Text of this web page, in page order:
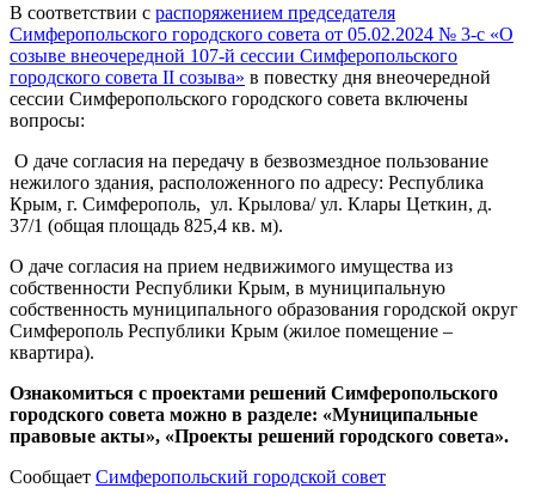
В соответствии с распоряжением председателя
Симферопольского городского совета от 05.02.2024 № 3-с «О
созыве внеочередной 107-й сессии Симферопольского
городского совета II созыва» в повестку дня внеочередной
сессии Симферопольского городского совета включены
вопросы:
О даче согласия на передачу в безвозмездное пользование
нежилого здания, расположенного по адресу: Республика
Крым, г. Симферополь, ул. Крылова/ ул. Клары Цеткин, д.
37/1 (общая площадь 825,4 кв. м).
О даче согласия на прием недвижимого имущества из
собственности Республики Крым, в муниципальную
собственность муниципального образования городской округ
Симферополь Республики Крым (жилое помещение –
квартира).
Ознакомиться с проектами решений Симферопольского
городского совета можно в разделе: «Муниципальные
правовые акты», «Проекты решений городского совета».
Сообщает Симферопольский городской совет